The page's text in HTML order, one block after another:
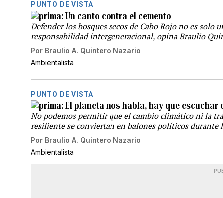
PUNTO DE VISTA
Un canto contra el cemento
Defender los bosques secos de Cabo Rojo no es solo
responsabilidad intergeneracional, opina Braulio
Por Braulio A. Quintero Nazario
Ambientalista
PUNTO DE VISTA
El planeta nos habla, hay que escuchar
No podemos permitir que el cambio climático ni la
resiliente se conviertan en balones políticos durante
Por Braulio A. Quintero Nazario
Ambientalista